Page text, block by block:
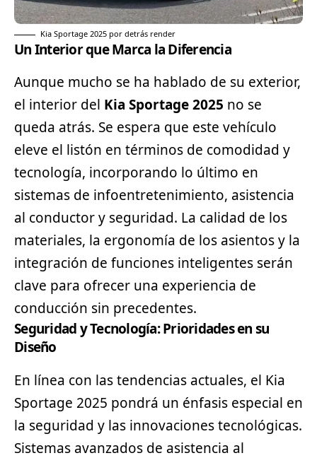
Kia Sportage 2025 por detrás render
Un Interior que Marca la Diferencia
Aunque mucho se ha hablado de su exterior,
el interior del Kia Sportage 2025 no se
queda atrás. Se espera que este vehículo
eleve el listón en términos de comodidad y
tecnología, incorporando lo último en
sistemas de infoentretenimiento, asistencia
al conductor y seguridad. La calidad de los
materiales, la ergonomía de los asientos y la
integración de funciones inteligentes serán
clave para ofrecer una experiencia de
conducción sin precedentes.
Seguridad y Tecnología: Prioridades en su
Diseño
En línea con las tendencias actuales, el Kia
Sportage 2025 pondrá un énfasis especial en
la seguridad y las innovaciones tecnológicas.
Sistemas avanzados de asistencia al